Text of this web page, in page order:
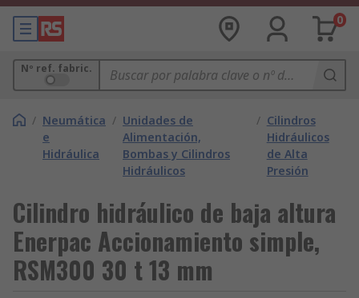
0
Nº ref. fabric.
/ Neumática
e
Hidráulica
/ Unidades de
Alimentación,
Bombas y Cilindros
Hidráulicos
/ Cilindros
Hidráulicos
de Alta
Presión
Cilindro hidráulico de baja altura
Enerpac Accionamiento simple,
RSM300 30 t 13 mm